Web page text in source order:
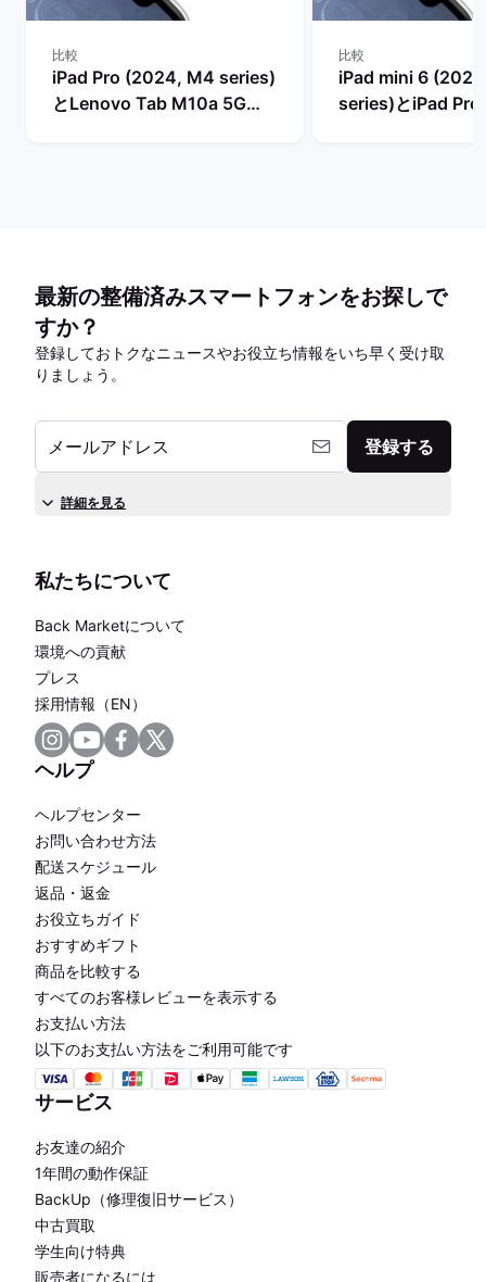
比較
iPad Pro (2024, M4 series)
とLenovo Tab M10a 5G
比較
iPad mini 6
series)とiPad
最新の整備済みスマートフォンをお探しで
すか？
登録しておトクなニュースやお役立ち情報をいち早く受け取
りましょう。
メールアドレス 登録する
詳細を見る
私たちについて
Back Marketについて
環境への貢献
プレス
採用情報（EN）
ヘルプ
ヘルプセンター
お問い合わせ方法
配送スケジュール
返品・返金
お役立ちガイド
おすすめギフト
商品を比較する
すべてのお客様レビューを表示する
お支払い方法
以下のお支払い方法をご利用可能です
サービス
お友達の紹介
1年間の動作保証
BackUp（修理復旧サービス）
中古買取
学生向け特典
販売者になるには